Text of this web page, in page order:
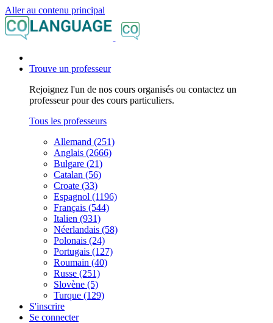
Aller au contenu principal
Trouve un professeur
Rejoignez l'un de nos cours organisés ou contactez un
professeur pour des cours particuliers.
Tous les professeurs
Allemand (251)
Anglais (2666)
Bulgare (21)
Catalan (56)
Croate (33)
Espagnol (1196)
Français (544)
Italien (931)
Néerlandais (58)
Polonais (24)
Portugais (127)
Roumain (40)
Russe (251)
Slovène (5)
Turque (129)
S'inscrire
Se connecter